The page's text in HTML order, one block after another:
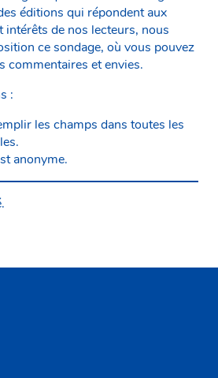
éditions qui répondent aux
intérêts de nos lecteurs, nous
ce sondage, où vous pouvez
commentaires et envies.
:
les champs dans toutes les
anonyme.